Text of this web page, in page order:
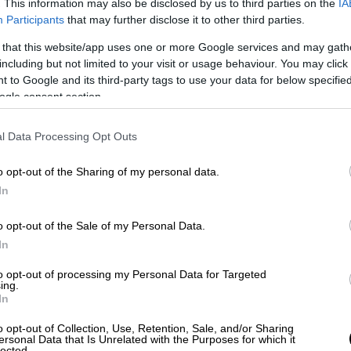
This information may also be disclosed by us to third parties on the
Participants that may further disclose it to other third parties.
that this website/app uses one or more Google services and may
but not limited to your visit or usage behaviour. You may
to Google and its third-party tags to use your data for below
consent section.
Data Processing Opt Outs
opt-out of the Sharing of my personal data.
opt-out of the Sale of my Personal Data.
opt-out of processing my Personal Data for Targeted
opt-out of Collection, Use, Retention, Sale, and/or Sharing
Data that Is Unrelated with the Purposes for which it
Αθλητισμός|16.02.2025 22:55
Super League: Ο Τεττέη ήρθε απ'
τον πάγκο και οδήγησε στη νίκη
τον Παναιτωλικό στο φινάλε
Χρυσή αλλαγή για τον Πετράκη ο
Kallithea
Τι κρύβεται πίσω από το υψηλό
Η έλλειψη επαρκούς αριθμού μαιών